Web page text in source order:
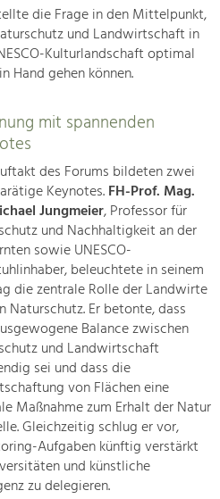


Forschung.
&
und
und
die Frage in den Mittelpunkt,
und Landwirtschaft in
Kulturlandschaft optimal
Hand gehen können.
mit spannenden
des Forums bildeten zwei
Keynotes.FH-Prof. Mag.
Jungmeier, Professor für
und Nachhaltigkeit an der
sowie UNESCO-
beleuchtete in seinem
die zentrale Rolle der Landwirte
Naturschutz. Er betonte, dass
Balance zwischen
und Landwirtschaft
sei und dass die
von Flächen eine
Maßnahme zum Erhalt der Natur
Gleichzeitig schlug er vor,
Aufgaben künftig verstärkt
und künstliche
zu delegieren.